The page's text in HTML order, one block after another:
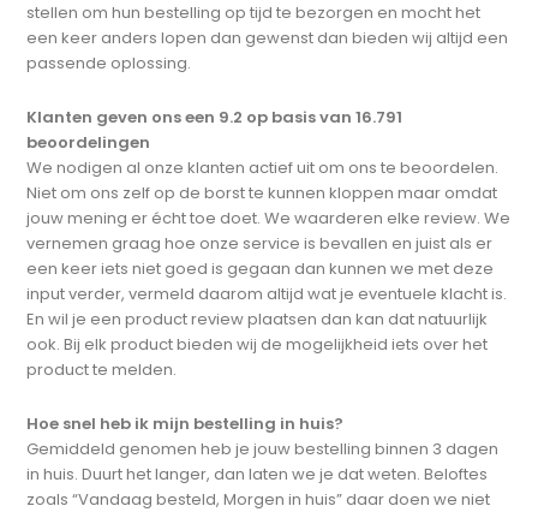
stellen om hun bestelling op tijd te bezorgen en mocht het
een keer anders lopen dan gewenst dan bieden wij altijd een
passende oplossing.
Klanten geven ons een 9.2 op basis van 16.791
beoordelingen
We nodigen al onze klanten actief uit om ons te beoordelen.
Niet om ons zelf op de borst te kunnen kloppen maar omdat
jouw mening er écht toe doet. We waarderen elke review. We
vernemen graag hoe onze service is bevallen en juist als er
een keer iets niet goed is gegaan dan kunnen we met deze
input verder, vermeld daarom altijd wat je eventuele klacht is.
En wil je een product review plaatsen dan kan dat natuurlijk
ook. Bij elk product bieden wij de mogelijkheid iets over het
product te melden.
Hoe snel heb ik mijn bestelling in huis?
Gemiddeld genomen heb je jouw bestelling binnen 3 dagen
in huis. Duurt het langer, dan laten we je dat weten. Beloftes
zoals “Vandaag besteld, Morgen in huis” daar doen we niet